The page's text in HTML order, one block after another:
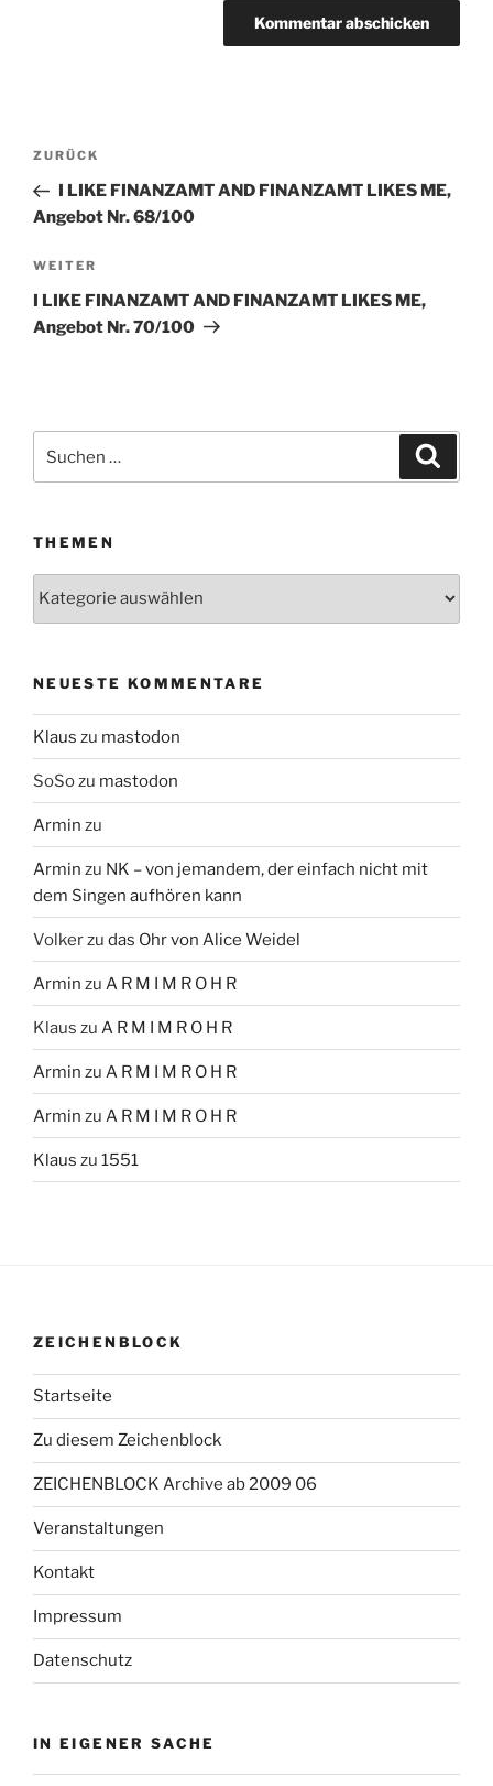
Beitragsnavigation
Vorheriger
Beitrag
ZURÜCK
I LIKE FINANZAMT AND FINANZAMT LIKES ME,
Angebot Nr. 68/100
Nächster
Beitrag
WEITER
I LIKE FINANZAMT AND FINANZAMT LIKES ME,
Angebot Nr. 70/100
nach:
THEMEN
Themen
NEUESTE KOMMENTARE
Klaus zu mastodon
SoSozu mastodon
Armin zu
Armin zu NK – von jemandem, der einfach nicht mit
dem Singen aufhören kann
Volkerzu das Ohr von Alice Weidel
Armin zu A R M I M R O H R
Klaus zu A R M I M R O H R
Armin zu A R M I M R O H R
Armin zu A R M I M R O H R
Klaus zu 1551
ZEICHENBLOCK
Startseite
Zu diesem Zeichenblock
ZEICHENBLOCK Archive ab 2009 06
Veranstaltungen
Kontakt
Impressum
Datenschutz
IN EIGENER SACHE